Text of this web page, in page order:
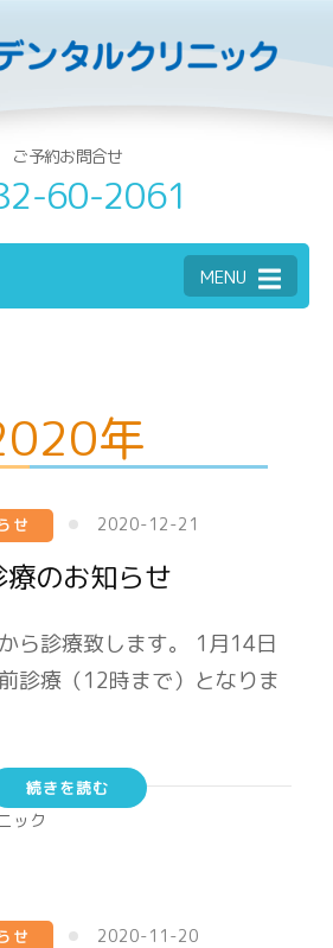
ご予約お問合せ
60-2061
MENU
年
せ 2020-12-21
療のお知らせ
ら診療致します。 1月14日
診療（12時まで）となりま
続きを読む
ック
せ 2020-11-20